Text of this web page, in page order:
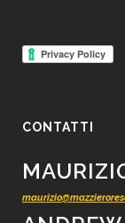
CONTATTI